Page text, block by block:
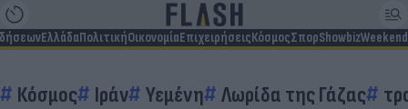
ΕλλάδαΠολιτικήΟικονομίαΕπιχειρήσειςΚόσμοςΣπορShowbizWeekend
Κόσμος Ιράν Υεμένη Λωρίδα της Γάζας